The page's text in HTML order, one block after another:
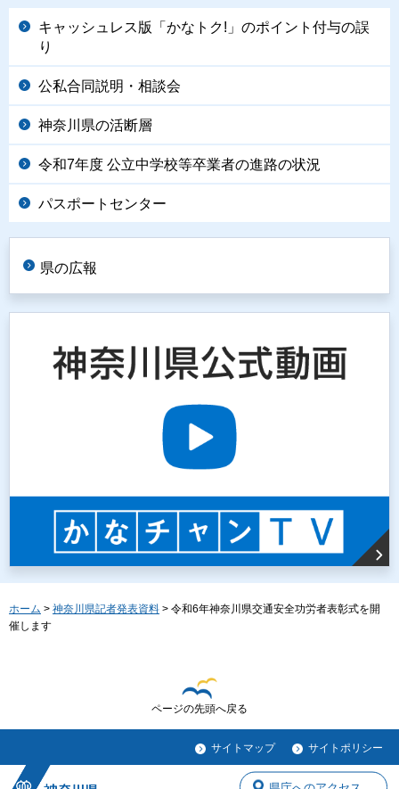
キャッシュレス版「かなトク!」のポイント付与の誤
り
公私合同説明・相談会
神奈川県の活断層
令和7年度 公立中学校等卒業者の進路の状況
パスポートセンター
県の広報
ホーム > 神奈川県記者発表資料 > 令和6年神奈川県交通安全功労者表彰式を開
催します
ページの先頭へ戻る
サイトマップ サイトポリシー